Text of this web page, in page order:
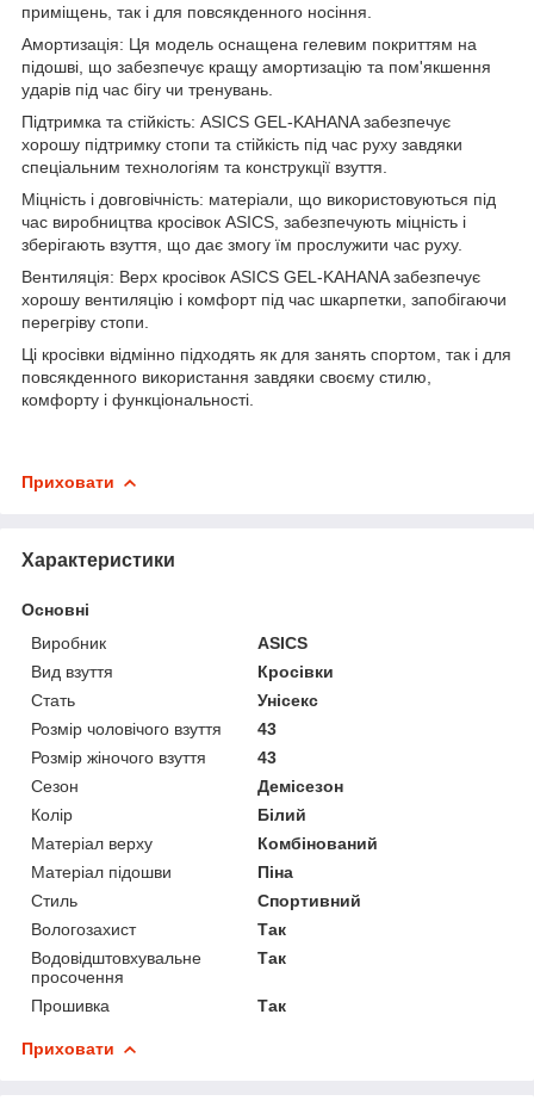
приміщень, так і для повсякденного носіння.
Амортизація: Ця модель оснащена гелевим покриттям на
підошві, що забезпечує кращу амортизацію та пом'якшення
ударів під час бігу чи тренувань.
Підтримка та стійкість: ASICS GEL-KAHANA забезпечує
хорошу підтримку стопи та стійкість під час руху завдяки
спеціальним технологіям та конструкції взуття.
Міцність і довговічність: матеріали, що використовуються під
час виробництва кросівок ASICS, забезпечують міцність і
зберігають взуття, що дає змогу їм прослужити час руху.
Вентиляція: Верх кросівок ASICS GEL-KAHANA забезпечує
хорошу вентиляцію і комфорт під час шкарпетки, запобігаючи
перегріву стопи.
Ці кросівки відмінно підходять як для занять спортом, так і для
повсякденного використання завдяки своєму стилю,
комфорту і функціональності.
Приховати
Характеристики
Основні
Виробник
ASICS
Вид взуття
Кросівки
Стать
Унісекс
Розмір чоловічого взуття
43
Розмір жіночого взуття
43
Сезон
Демісезон
Колір
Білий
Матеріал верху
Комбінований
Матеріал підошви
Піна
Стиль
Спортивний
Вологозахист
Так
Водовідштовхувальне
просочення
Так
Прошивка Так
Приховати